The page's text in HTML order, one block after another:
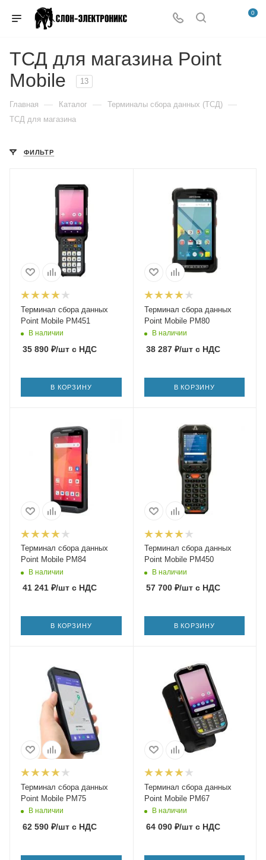
0
ТСД для магазина Point
Mobile
13
Главная — Каталог — Терминалы сбора данных (ТСД) —
ТСД для магазина
ФИЛЬТР
Терминал сбора данных
Point Mobile PM451
В наличии
35 890 ₽/шт с НДС
В КОРЗИНУ
Терминал сбора данных
Point Mobile PM80
В наличии
38 287₽/штс НДС
В КОРЗИНУ
Терминал сбора данных
Point Mobile PM84
В наличии
41 241 ₽/шт с НДС
В КОРЗИНУ
Терминал сбора данных
Point Mobile PM450
В наличии
57 700₽/штс НДС
В КОРЗИНУ
Терминал сбора данных
Point Mobile PM75
В наличии
62 590 ₽/шт с НДС
Терминал сбора данных
Point Mobile PM67
В наличии
64 090₽/штс НДС